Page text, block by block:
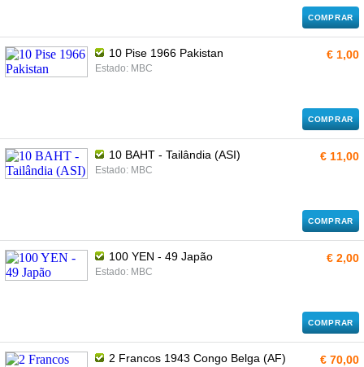
COMPRAR
10 Pise 1966 Pakistan
Estado: MBC
€ 1,00
COMPRAR
10 BAHT - Tailândia (ASI)
Estado: MBC
€ 11,00
COMPRAR
100 YEN - 49 Japão
Estado: MBC
€ 2,00
COMPRAR
2 Francos 1943 Congo Belga (AF) € 70,00